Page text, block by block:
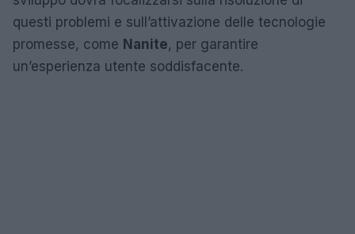
questi problemi e sull’attivazione delle tecnologie
promesse, come Nanite, per garantire
un’esperienza utente soddisfacente.